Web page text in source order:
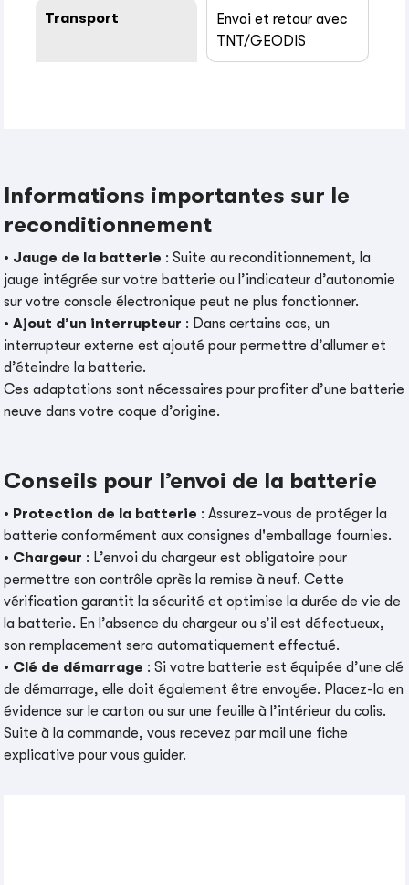
Transport
Envoi et retour avec
TNT/GEODIS
Informations importantes sur le
reconditionnement
• Jauge de la batterie : Suite au reconditionnement, la
jauge intégrée sur votre batterie ou l’indicateur d’autonomie
sur votre console électronique peut ne plus fonctionner.
•Ajout d’un interrupteur : Dans certains cas, un
interrupteur externe est ajouté pour permettre d’allumer et
d’éteindre la batterie.
Ces adaptations sont nécessaires pour profiter d’une batterie
neuve dans votre coque d’origine.
Conseils pour l’envoi de la batterie
• Protection de la batterie : Assurez-vous de protéger la
batterie conformément aux consignes d'emballage fournies.
• Chargeur : L’envoi du chargeur est obligatoire pour
permettre son contrôle après la remise à neuf. Cette
vérification garantit la sécurité et optimise la durée de vie de
la batterie. En l’absence du chargeur ou s’il est défectueux,
son remplacement sera automatiquement effectué.
• Clé de démarrage : Si votre batterie est équipée d’une clé
de démarrage, elle doit également être envoyée. Placez-la en
évidence sur le carton ou sur une feuille à l’intérieur du colis.
Suite à la commande, vous recevez par mail une fiche
explicative pour vous guider.